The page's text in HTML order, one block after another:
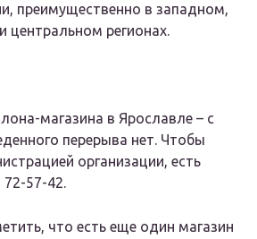
преимущественно в западном,
центральном регионах.
магазина в Ярославле – с
перерыва нет. Чтобы
организации, есть
72-57-42.
что есть еще один магазин